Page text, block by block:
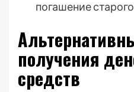
погашение
получения
средств